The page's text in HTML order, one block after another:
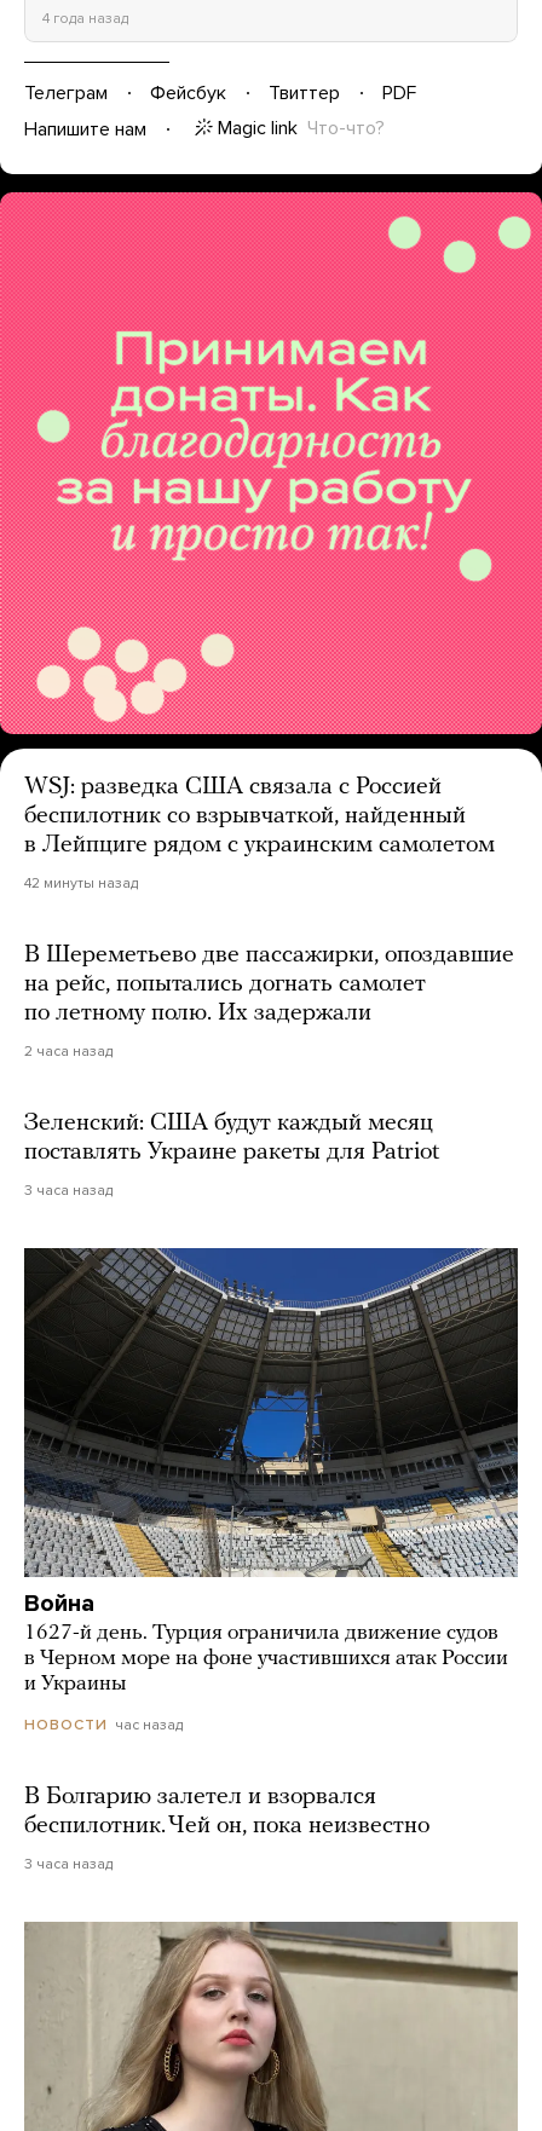
4 года назад
Телеграм Фейсбук Твиттер
PDF
Напишите нам
Magic link Что-что?
WSJ: разведка США связала с Россией
беспилотник со взрывчаткой, найденный
в Лейпциге рядом с украинским самолетом
42 минуты назад
В Шереметьево две пассажирки, опоздавшие
на рейс, попытались догнать самолет
по летному полю. Их задержали
2 часа назад
Зеленский: США будут каждый месяц
поставлять Украине ракеты для Patriot
3 часа назад
Война
1627-й день. Турция ограничила движение судов
в Черном море на фоне участившихся атак России
и Украины
НОВОСТИ час назад
В Болгарию залетел и взорвался
беспилотник. Чей он, пока неизвестно
3 часа назад